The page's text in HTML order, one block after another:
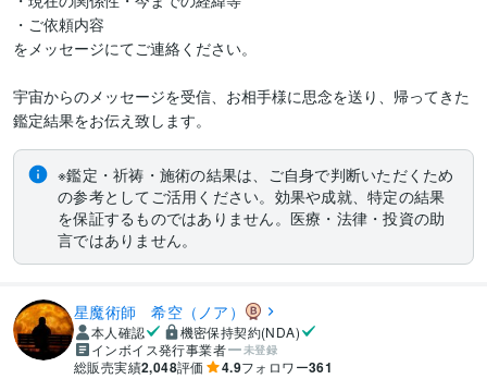
・ご依頼内容
をメッセージにてご連絡ください。
宇宙からのメッセージを受信、お相手様に思念を送り、帰ってきた
鑑定結果をお伝え致します。
※鑑定・祈祷・施術の結果は、ご自身で判断いただくため
の参考としてご活用ください。効果や成就、特定の結果
を保証するものではありません。医療・法律・投資の助
言ではありません。
星魔術師 希空（ノア）
本人確認
機密保持契約(NDA)
インボイス発行事業者
未登録
総販売実績2,048評価 4.9フォロワー361